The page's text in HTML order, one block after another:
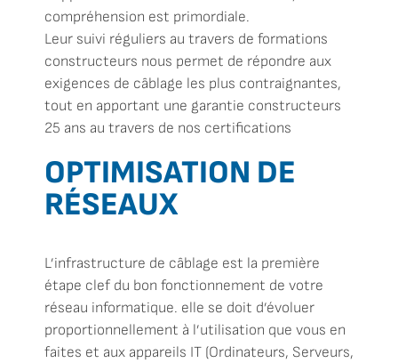
compréhension est primordiale.
Leur suivi réguliers au travers de formations
constructeurs nous permet de répondre aux
exigences de câblage les plus contraignantes,
tout en apportant une garantie constructeurs
25 ans au travers de nos certifications
OPTIMISATION DE
RÉSEAUX
L’infrastructure de câblage est la première
étape clef du bon fonctionnement de votre
réseau informatique. elle se doit d’évoluer
proportionnellement à l’utilisation que vous en
faites et aux appareils IT (Ordinateurs, Serveurs,